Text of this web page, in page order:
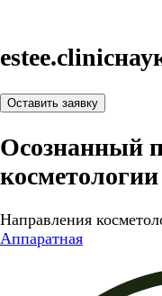
estee.clinic
Оставить заявку
Осознанный
Направления
Аппаратная